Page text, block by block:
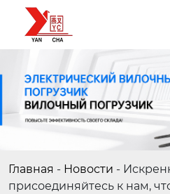
Главная - Новости -
присоединяйтесь к нам,